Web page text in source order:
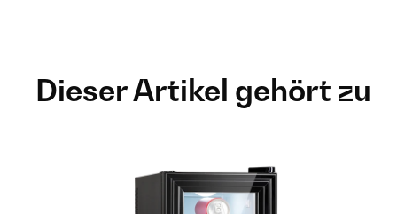
Dieser Artikel gehört zu